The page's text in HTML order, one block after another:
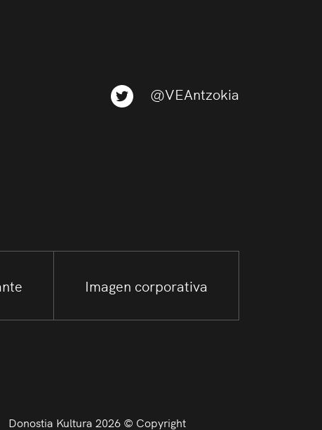
@VEAntzokia
Imagen corporativa
Donostia Kultura 2026 © Copyright